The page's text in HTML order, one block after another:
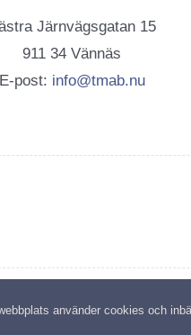
Järnvägsgatan 15
911 34 Vännäs
E-post: info@tmab.nu
använder cookies och